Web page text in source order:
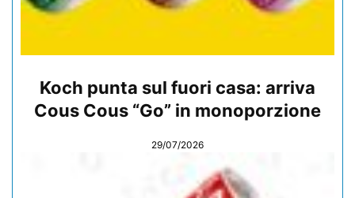
Koch punta sul fuori casa: arriva
Cous Cous “Go” in monoporzione
29/07/2026